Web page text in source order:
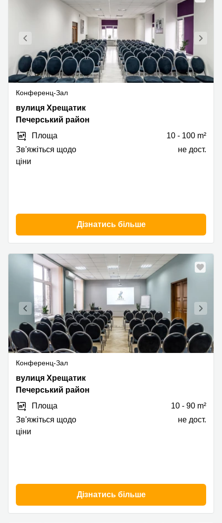
Конференц-Зал
Khreschatyk
Street
Печерський
район
вулиця Хрещатик
Печерський район
Площа
10 - 100 m²
Зв'яжіться щодо
ціни
не дост.
Дізнатись більше
Конференц-Зал
Khreschatyk
Street
Печерський
район
вулиця Хрещатик
Печерський район
Площа
10 - 90 m²
Зв'яжіться щодо
ціни
не дост.
Дізнатись більше